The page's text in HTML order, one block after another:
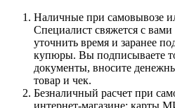
Наличные при самовывозе
Специалист свяжется с
уточнить время и заранее
купюры. Вы подписываете
документы, вносите
товар и чек.
Безналичный расчет при
интернет-магазине: карты